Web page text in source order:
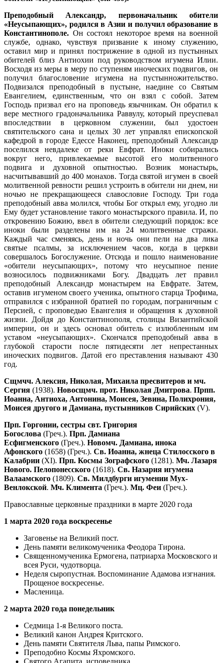
Преподобный Александр, первоначальник обители
«Неусыпающих», родился в Азии и получил образование в
Константинополе. Он состоял некоторое время на военной
службе, однако, чувствуя призвание к иному служению,
оставил мир и принял пострижение в одной из пустынных
обителей близ Антиохии под руководством игумена Илии.
Восходя из меры в меру по ступеням иноческих подвигов, он
получил благословение игумена на пустынножительство.
Подвизался преподобный в пустыне, наедине со Святым
Евангелием, единственным, что он взял с собой. Затем
Господь призвал его на проповедь язычникам. Он обратил к
вере местного градоначальника Раввулу, который преуспевал
впоследствии в церковном служении, был удостоен
святительского сана и целых 30 лет управлял епископской
кафедрой в городе Едессе Наконец, преподобный Александр
поселился невдалеке от реки Евфрат. Иноки собирались
вокруг него, привлекаемые высотой его молитвенного
подвига и духовной опытностью. Возник монастырь,
насчитывавший до 400 монахов. Тогда святой игумен в своей
молитвенной ревности решил устроить в обители ни днем, ни
ночью не прекращающееся славословие Господу. Три года
преподобный авва молился, чтобы Бог открыл ему, угодно ли
Ему будет установление такого монастырского правила. И, по
откровению Божию, ввел в обители следующий порядок: все
иноки были разделены им на 24 молитвенные стражи.
Каждый час сменяясь, день и ночь они пели на два лика
святые псалмы, за исключением часов, когда в церкви
совершалось Богослужение. Отсюда и пошло наименование
«обители неусыпающих», потому что неусыпное пение
возносилось подвижниками Богу. Двадцать лет правил
преподобный Александр монастырем на Евфрате. Затем,
оставив игуменом своего ученика, опытного старца Трофима,
отправился с избранной братией по городам, пограничным с
Персией, с проповедью Евангелия и обращения к духовной
жизни. Дойдя до Константинополя, столицы Византийской
империи, он и здесь основал обитель с излюбленным им
уставом «неусыпающих». Скончался преподобный авва в
глубокой старости после пятидесяти лет непрестанных
иноческих подвигов. Датой его преставления называют 430
год.
Сщмчч. Алексия, Николая, Михаила пресвитеров и мч.
Сергия (1938). Новосщмч. прот. Николая Дмитрова. Прпп.
Иоанна, Антиоха, Антонина, Моисея, Зевина, Полихрония,
Моисея другого и Дамиана, пустынников Сирийских (V).
Прп. Горгонии, сестры свт. Григория
Богослова (Греч.). Прп. Дамиана
Есфигменского (Греч.). Новомч. Дамиана, инока
Афонского (1658) (Греч.). Св. Иоанна, жнеца Стилосского в
Калабрии (XI). Прп. Космы Зографского (1281). Мч. Лазаря
Нового. Пелопонесского (1618). Св. Назария игумена
Валаамского (1809). Св. Милдбурги игумении Мух-
Венлокской. Мч. Климента (Греч.). Мц. Феи (Греч.).
Православные церковные праздники в марте 2020 года
1 марта 2020 года воскресенье
Заговенье на Великий пост.
День памяти великомученика Феодора Тирона.
Cвященномученика Ермогена, патриарха Московского и
всeя Руси, чудотворца.
Неделя сыропустная. Воспоминание Адамова изгнания.
Прощеное воскресенье.
Масленица.
2 марта 2020 года понедельник
Седмица 1-я Великого поста.
Великий канон Андрея Критского.
День памяти Cвятителя Льва, папы Римского.
Пpеподобно Космы Яхромского.
Святого Агапита, исповедника.